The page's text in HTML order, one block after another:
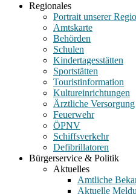
Regionales
Portrait unserer
Amtskarte
Behörden
Schulen
Kindertagesstätten
Sportstätten
Touristinformation
Kultureinrichtungen
Ärztliche Versorgung
Feuerwehr
ÖPNV
Schiffsverkehr
Defibrillatoren
Bürgerservice & Politik
Aktuelles
Amtliche
Aktuelle